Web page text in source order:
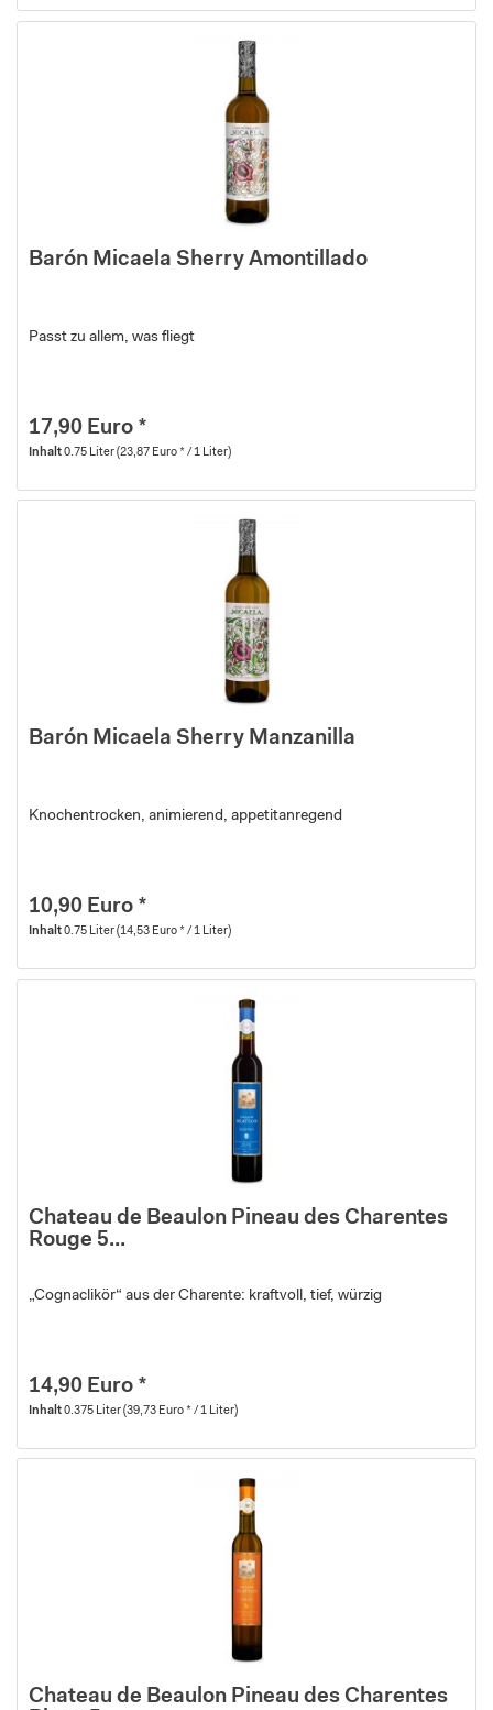
Barón Micaela Sherry Amontillado
Passt zu allem, was fliegt
17,90 Euro *
Inhalt0.75 Liter(23,87 Euro * / 1 Liter)
Barón Micaela Sherry Manzanilla
Knochentrocken, animierend, appetitanregend
10,90 Euro *
Inhalt0.75 Liter(14,53 Euro * / 1 Liter)
Chateau de Beaulon Pineau des Charentes
Rouge 5...
„Cognaclikör“ aus der Charente: kraftvoll, tief, würzig
14,90 Euro *
Inhalt0.375 Liter(39,73 Euro * / 1 Liter)
Chateau de Beaulon Pineau des Charentes